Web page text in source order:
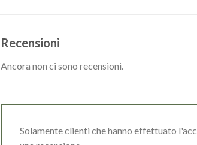
Recensioni
Ancora non ci sono recensioni.
Solamente clienti che hanno effettuato